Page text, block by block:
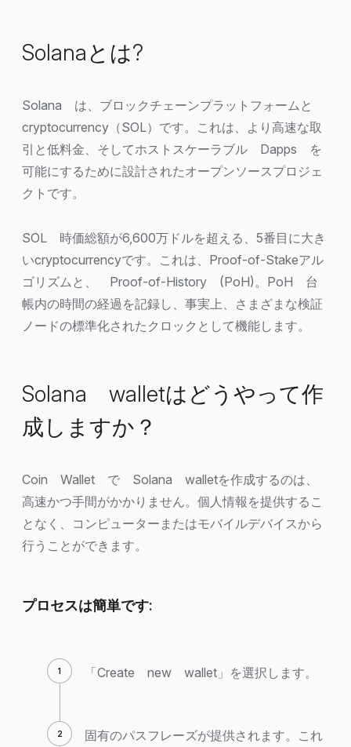
Solanaとは?
Solana は、ブロックチェーンプラットフォームと
cryptocurrency（SOL）です。これは、より高速な取
引と低料金、そしてホストスケーラブル Dapps を
可能にするために設計されたオープンソースプロジェ
クトです。
SOL 時価総額が6,600万ドルを超える、5番目に大き
いcryptocurrencyです。これは、Proof-of-Stakeアル
ゴリズムと、 Proof-of-History (PoH)。PoH 台
帳内の時間の経過を記録し、事実上、さまざまな検証
ノードの標準化されたクロックとして機能します。
Solana walletはどうやって作
成しますか？
Coin Wallet で Solana walletを作成するのは、
高速かつ手間がかかりません。個人情報を提供するこ
となく、コンピューターまたはモバイルデバイスから
行うことができます。
プロセスは簡単です:
「Create new wallet」を選択します。
固有のパスフレーズが提供されます。これ